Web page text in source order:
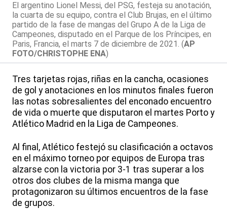
El argentino Lionel Messi, del PSG, festeja su anotación,
la cuarta de su equipo, contra el Club Brujas, en el último
partido de la fase de mangas del Grupo A de la Liga de
Campeones, disputado en el Parque de los Príncipes, en
Paris, Francia, el marts 7 de diciembre de 2021. (AP
FOTO/CHRISTOPHE ENA)
Tres tarjetas rojas, riñas en la cancha, ocasiones
de gol y anotaciones en los minutos finales fueron
las notas sobresalientes del enconado encuentro
de vida o muerte que disputaron el martes Porto y
Atlético Madrid en la Liga de Campeones.
Al final, Atlético festejó su clasificación a octavos
en el máximo torneo por equipos de Europa tras
alzarse con la victoria por 3-1 tras superar a los
otros dos clubes de la misma manga que
protagonizaron su últimos encuentros de la fase
de grupos.